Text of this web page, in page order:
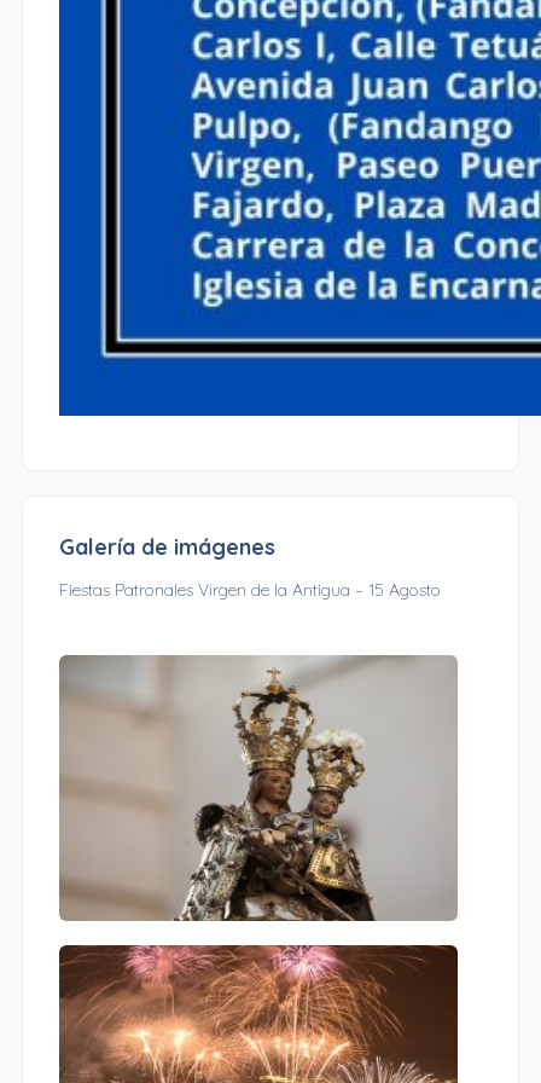
Galería de imágenes
Fiestas Patronales Virgen de la Antigua – 15 Agosto